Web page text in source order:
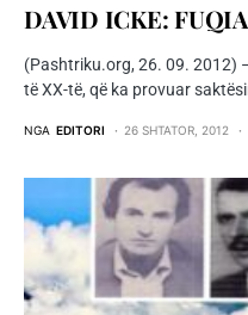
DAVID ICKE:
(Pashtriku.org, 26. 09. 2012)
të XX-të, që ka provuar
NGA EDITORI 26 SHTATOR, 2012